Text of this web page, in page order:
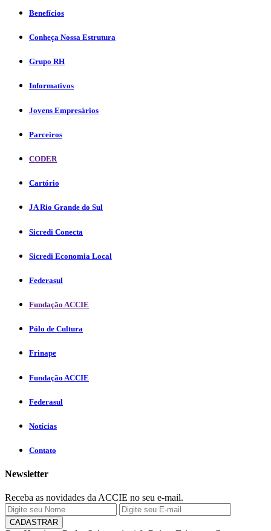
Benefícios
Conheça Nossa Estrutura
Grupo RH
Informativos
Jovens Empresários
Parceiros
CODER
Cartório
JA Rio Grande do Sul
Sicredi Conecta
Sicredi Economia Local
Federasul
Fundação ACCIE
Pólo de Cultura
Frinape
Fundação ACCIE
Federasul
Notícias
Contato
Newsletter
Receba as novidades da ACCIE no seu e-mail.